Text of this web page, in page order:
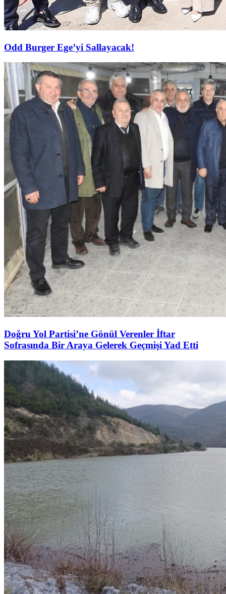
Odd Burger Ege’yi Sallayacak!
Doğru Yol Partisi’ne Gönül Verenler İftar
Sofrasında Bir Araya Gelerek Geçmişi Yad Etti